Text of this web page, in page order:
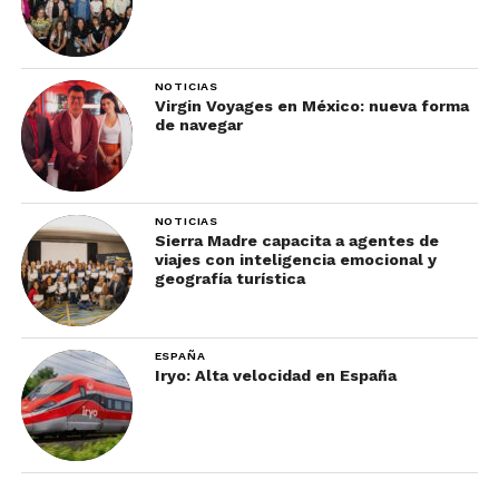
NOTICIAS
Virgin Voyages en México: nueva forma
de navegar
NOTICIAS
Sierra Madre capacita a agentes de
viajes con inteligencia emocional y
geografía turística
ESPAÑA
Iryo: Alta velocidad en España